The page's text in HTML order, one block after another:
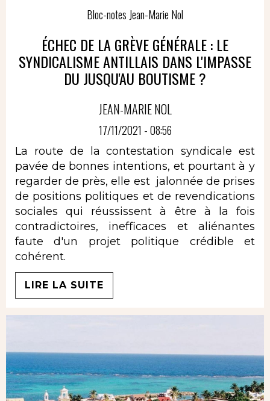
Bloc-notes Jean-Marie Nol
ÉCHEC DE LA GRÈVE GÉNÉRALE : LE
SYNDICALISME ANTILLAIS DANS L'IMPASSE
DU JUSQU'AU BOUTISME ?
JEAN-MARIE NOL
17/11/2021 - 08:56
La route de la contestation syndicale est
pavée de bonnes intentions, et pourtant à y
regarder de près, elle est jalonnée de prises
de positions politiques et de revendications
sociales qui réussissent à être à la fois
contradictoires, inefficaces et aliénantes
faute d'un projet politique crédible et
cohérent.
LIRE LA SUITE